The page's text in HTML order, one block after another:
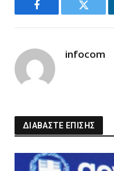
Facebook Twitter
infocom
ΔΙΑΒΑΣΤΕ ΕΠΙΣΗΣ